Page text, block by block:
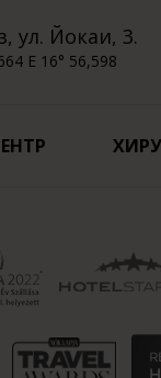
ул. Йокаи, 3.
E 16° 56,598